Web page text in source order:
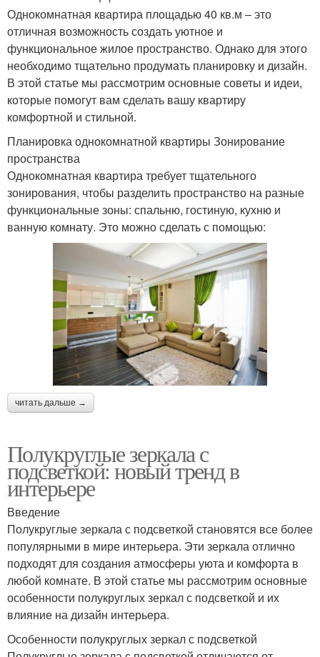
Однокомнатная квартира площадью 40 кв.м – это
отличная возможность создать уютное и
функциональное жилое пространство. Однако для этого
необходимо тщательно продумать планировку и дизайн.
В этой статье мы рассмотрим основные советы и идеи,
которые помогут вам сделать вашу квартиру
комфортной и стильной.
Планировка однокомнатной квартиры Зонирование
пространства
Однокомнатная квартира требует тщательного
зонирования, чтобы разделить пространство на разные
функциональные зоны: спальню, гостиную, кухню и
ванную комнату. Это можно сделать с помощью:
читать дальше →
Полукруглые зеркала с
подсветкой: новый тренд в
интерьере
Введение
Полукруглые зеркала с подсветкой становятся все более
популярными в мире интерьера. Эти зеркала отлично
подходят для создания атмосферы уюта и комфорта в
любой комнате. В этой статье мы рассмотрим основные
особенности полукруглых зеркал с подсветкой и их
влияние на дизайн интерьера.
Особенности полукруглых зеркал с подсветкой